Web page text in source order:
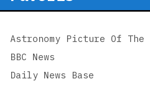
Astronomy Picture Of The
BBC News
Daily News Base